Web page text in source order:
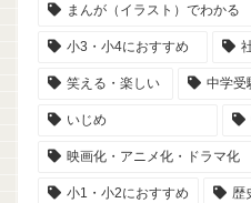
まんが（イラスト）でわかる
小3・小4におすすめ
笑える・楽しい 中学受
いじめ
映画化・アニメ化・ドラマ化
小1・小2におすすめ 歴